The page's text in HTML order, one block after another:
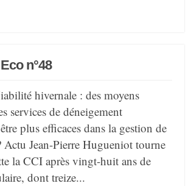
n°48
hivernale : des moyens
services de déneigement
plus efficaces dans la gestion de
Actu Jean-Pierre Hugueniot tourne
la CCI après vingt-huit ans de
dont treize...